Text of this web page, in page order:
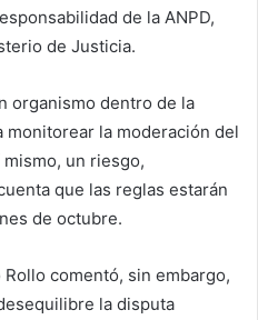
de la ANPD,
de Justicia.
organismo dentro de la
la moderación del
un riesgo,
que las reglas estarán
de octubre.
comentó, sin embargo,
la disputa